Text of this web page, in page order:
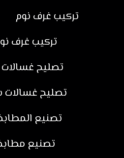
تركيب غرف نوم
تركيب غرف
تصليح غسالات
تصليح
تصنيع
تصنيع